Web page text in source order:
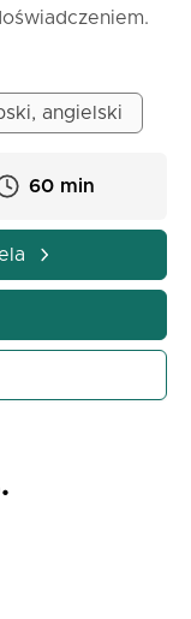
mówić, czytać i
metody, gry,
nauka jest
stać się
angielski
60 min